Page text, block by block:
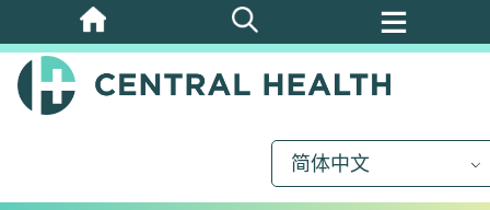
跳
至
主
简体中文